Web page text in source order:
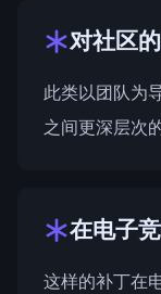
对社区
此类以团队为
之间更深层次
在电子
这样的补丁在